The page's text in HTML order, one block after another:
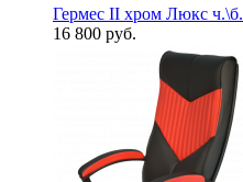
Гермес II хром Люкс ч.\б.
16 800 руб.